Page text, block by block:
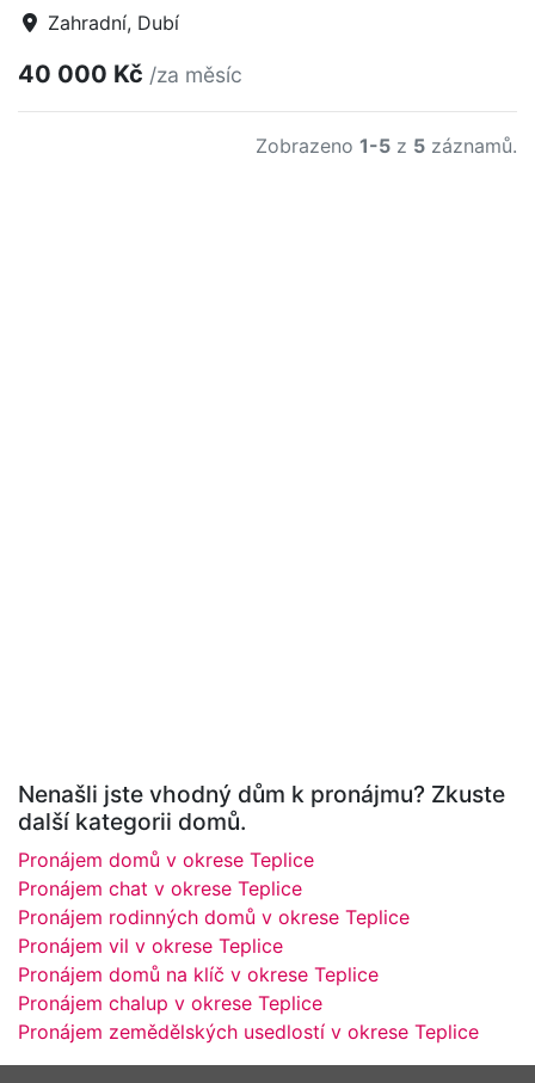
Zahradní, Dubí
40 000 Kč /za měsíc
Zobrazeno 1-5 z 5 záznamů.
Nenašli jste vhodný dům k pronájmu? Zkuste
další kategorii domů.
Pronájem domů v okrese Teplice
Pronájem chat v okrese Teplice
Pronájem rodinných domů v okrese Teplice
Pronájem vil v okrese Teplice
Pronájem domů na klíč v okrese Teplice
Pronájem chalup v okrese Teplice
Pronájem zemědělských usedlostí v okrese Teplice